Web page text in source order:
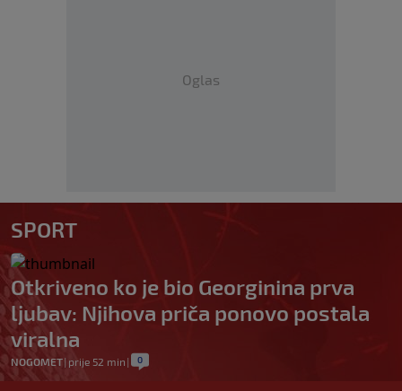
Oglas
SPORT
Otkriveno ko je bio Georginina prva
ljubav: Njihova priča ponovo postala
viralna
NOGOMET| prije 52 min | 0